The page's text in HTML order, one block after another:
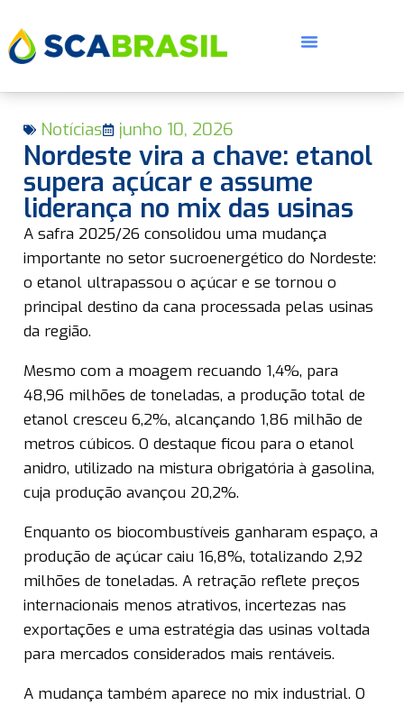
Notícias junho 10, 2026
Nordeste vira a chave: etanol
supera açúcar e assume
liderança no mix das usinas
A safra 2025/26 consolidou uma mudança
importante no setor sucroenergético do Nordeste:
o etanol ultrapassou o açúcar e se tornou o
principal destino da cana processada pelas usinas
da região.
Mesmo com a moagem recuando 1,4%, para
48,96 milhões de toneladas, a produção total de
etanol cresceu 6,2%, alcançando 1,86 milhão de
metros cúbicos. O destaque ficou para o etanol
anidro, utilizado na mistura obrigatória à gasolina,
cuja produção avançou 20,2%.
Enquanto os biocombustíveis ganharam espaço, a
produção de açúcar caiu 16,8%, totalizando 2,92
milhões de toneladas. A retração reflete preços
internacionais menos atrativos, incertezas nas
exportações e uma estratégia das usinas voltada
para mercados considerados mais rentáveis.
A mudança também aparece no mix industrial. O